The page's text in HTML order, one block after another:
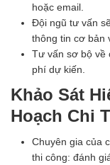
hoặc email.
Đội ngũ tư vấn
thông tin cơ bản
Tư vấn sơ bộ về
phí dự kiến.
Khảo Sát
Hoạch Chi
Chuyên gia của
thi công: đánh